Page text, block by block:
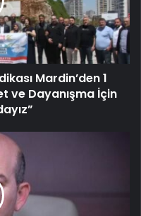
Mardin’den 1
ve Dayanışma İçin